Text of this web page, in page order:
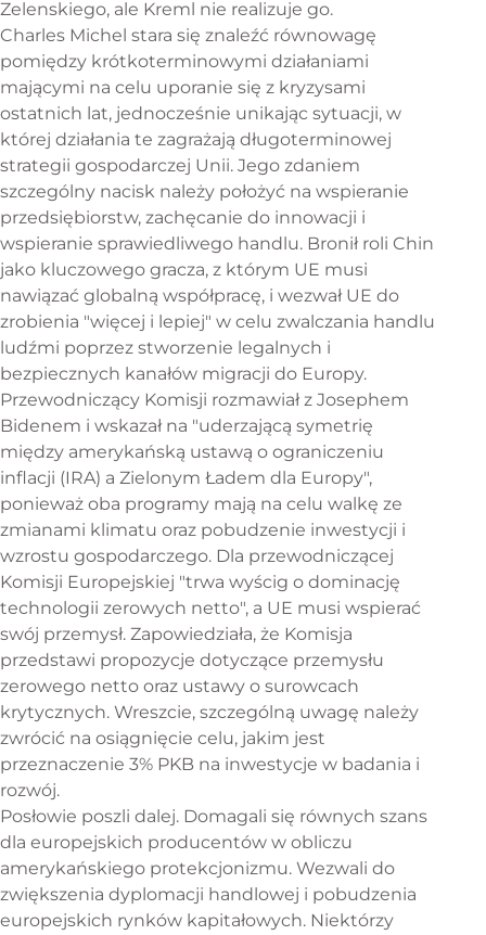
Zelenskiego, ale Kreml nie realizuje go.
Charles Michel stara się znaleźć równowagę
pomiędzy krótkoterminowymi działaniami
mającymi na celu uporanie się z kryzysami
ostatnich lat, jednocześnie unikając sytuacji, w
której działania te zagrażają długoterminowej
strategii gospodarczej Unii. Jego zdaniem
szczególny nacisk należy położyć na wspieranie
przedsiębiorstw, zachęcanie do innowacji i
wspieranie sprawiedliwego handlu. Bronił roli Chin
jako kluczowego gracza, z którym UE musi
nawiązać globalną współpracę, i wezwał UE do
zrobienia "więcej i lepiej" w celu zwalczania handlu
ludźmi poprzez stworzenie legalnych i
bezpiecznych kanałów migracji do Europy.
Przewodniczący Komisji rozmawiał z Josephem
Bidenem i wskazał na "uderzającą symetrię
między amerykańską ustawą o ograniczeniu
inflacji (IRA) a Zielonym Ładem dla Europy",
ponieważ oba programy mają na celu walkę ze
zmianami klimatu oraz pobudzenie inwestycji i
wzrostu gospodarczego. Dla przewodniczącej
Komisji Europejskiej "trwa wyścig o dominację
technologii zerowych netto", a UE musi wspierać
swój przemysł. Zapowiedziała, że Komisja
przedstawi propozycje dotyczące przemysłu
zerowego netto oraz ustawy o surowcach
krytycznych. Wreszcie, szczególną uwagę należy
zwrócić na osiągnięcie celu, jakim jest
przeznaczenie 3% PKB na inwestycje w badania i
rozwój.
Posłowie poszli dalej. Domagali się równych szans
dla europejskich producentów w obliczu
amerykańskiego protekcjonizmu. Wezwali do
zwiększenia dyplomacji handlowej i pobudzenia
europejskich rynków kapitałowych. Niektórzy